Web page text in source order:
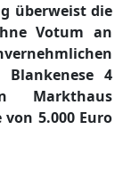
überweist die
Votum an
Blankenese 4
Markthaus
von 5.000 Euro